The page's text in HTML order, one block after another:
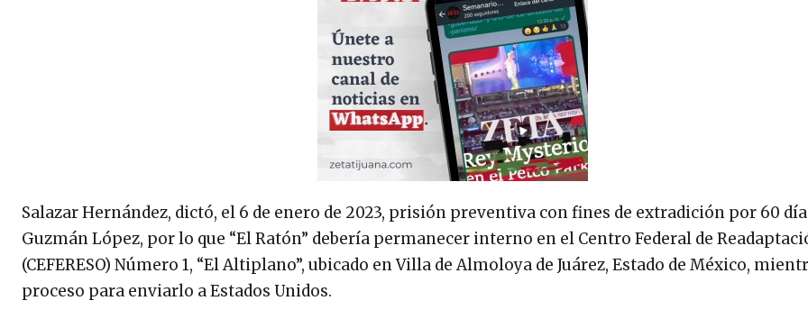
Salazar Hernández, dictó, el 6 de enero de 2023, prisión preventiva con fines de extradición por 60
Guzmán López, por lo que “El Ratón” debería permanecer interno en el Centro Federal de
(CEFERESO) Número 1, “El Altiplano”, ubicado en Villa de Almoloya de Juárez, Estado de México,
proceso para enviarlo a Estados Unidos.